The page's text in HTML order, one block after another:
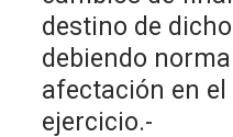
destino de
debiendo
afectación en
ejercicio.-